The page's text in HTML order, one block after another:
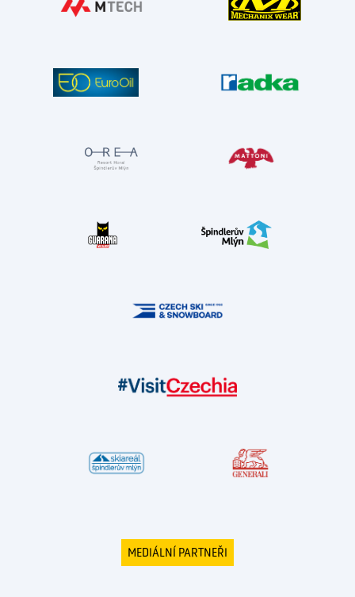
MEDIÁLNÍ PARTNEŘI